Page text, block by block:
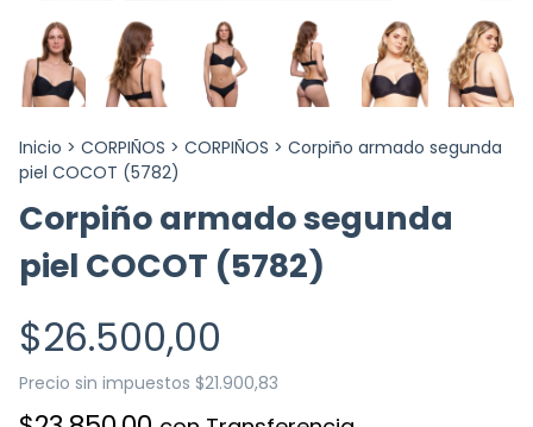
Inicio > CORPIÑOS > CORPIÑOS > Corpiño armado segunda
piel COCOT (5782)
Corpiño armado segunda
piel COCOT (5782)
$26.500,00
Precio sin impuestos $21.900,83